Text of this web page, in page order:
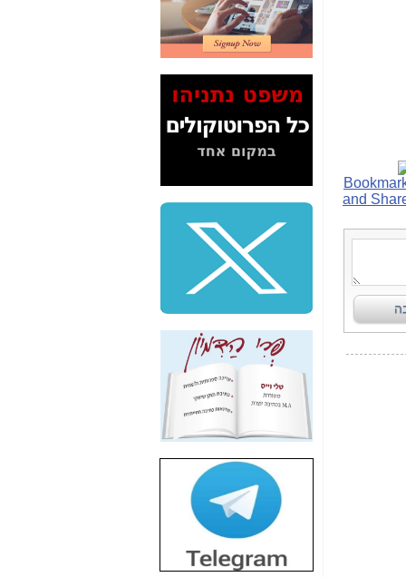
2" על תעלולי השר
משה כחלון -כאן
המשך חשיפת הבלוף
ששמו "מהפיכת
הסלולר" ואיך מסרסים
כאן
סיכום ביקור בסיליקון
שלמה פילבר (עד
לאחרונה מנכ"ל משרד
התקשורת) - עד
מדינה? הצחקתם
"יש אפליה בחקירה"?
חשיפה: למה השר
משה כחלון לא נחקר
עד היום? -
כאן
חשיפת חשד לשחיתות
הדומה לזו של "תיק
הסלולר -
חשיפת מה שלא
רוצים שתדעו בעניין
פריסת אנלימיטד
(בניחוח בלתי נסבל) -
כאן